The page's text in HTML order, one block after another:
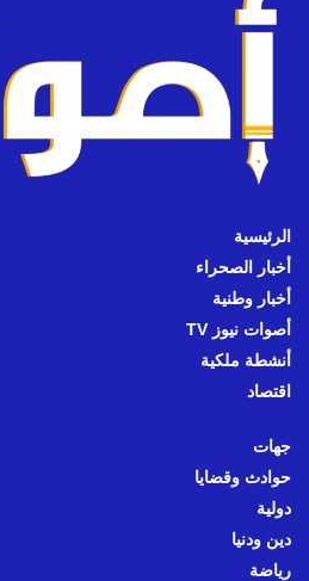
الرئيسية
أخبار الصحراء
أخبار وطنية
أصوات نيوز TV
أنشطة ملكية
اقتصاد
جهات
حوادث وقضايا
دولية
دين ودنيا
رياضة